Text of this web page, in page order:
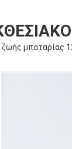
ζωής